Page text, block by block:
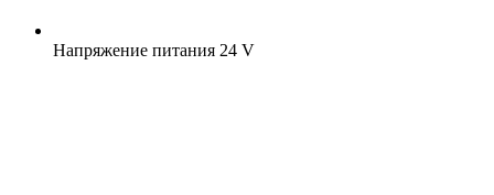
Напряжение питания 24 V